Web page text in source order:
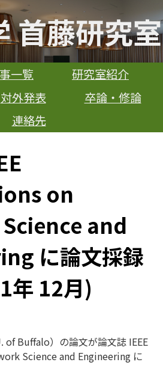
首藤研究室
一覧
研究室紹介
対外発表
卒論・修論
連絡先
on
and
に論文採録
年 12月)
of Buffalo）の論文が論文誌 IEEE
Science and Engineering に